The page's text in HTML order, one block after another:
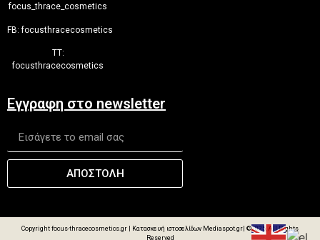
focus_thrace_cosmetics
FB:focusthracecosmetics
TT:
focusthracecosmetics
Εγγραφη στο newsletter
ΑΠΟΣΤΟΛΗ
Copyright focus-thracecosmetics.gr | Κατασκευή ιστοσελίδων Mediaspot.gr | ©2025, All Rights
Reserved